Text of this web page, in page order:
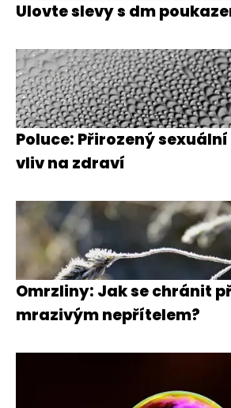
Ulovte slevy s dm
Poluce: Přirozený
vliv na zdraví
Omrzliny: Jak se chránit
mrazivým nepřítelem?